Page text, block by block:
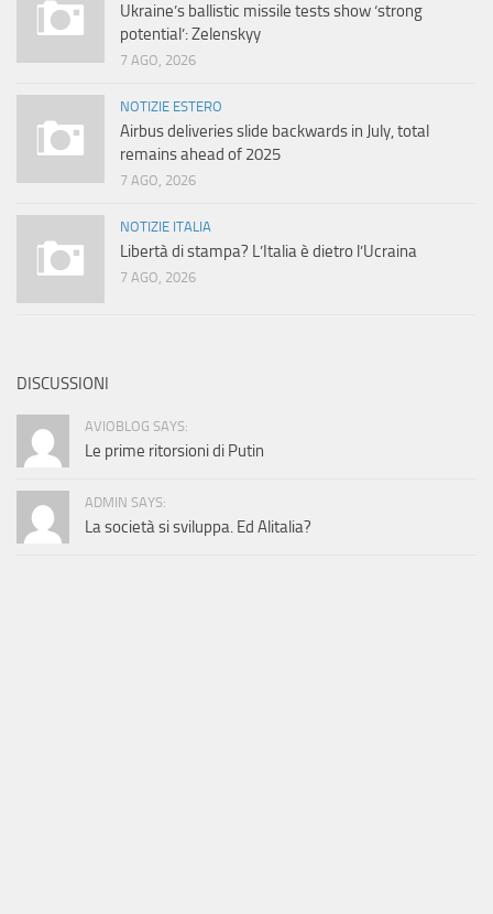
Ukraine’s ballistic missile tests show ‘strong
potential’: Zelenskyy
7 AGO, 2026
NOTIZIE ESTERO
Airbus deliveries slide backwards in July, total
remains ahead of 2025
7 AGO, 2026
NOTIZIE ITALIA
Libertà di stampa? L’Italia è dietro l’Ucraina
7 AGO, 2026
DISCUSSIONI
AVIOBLOG SAYS:
Le prime ritorsioni di Putin
ADMIN SAYS:
La società si sviluppa. Ed Alitalia?